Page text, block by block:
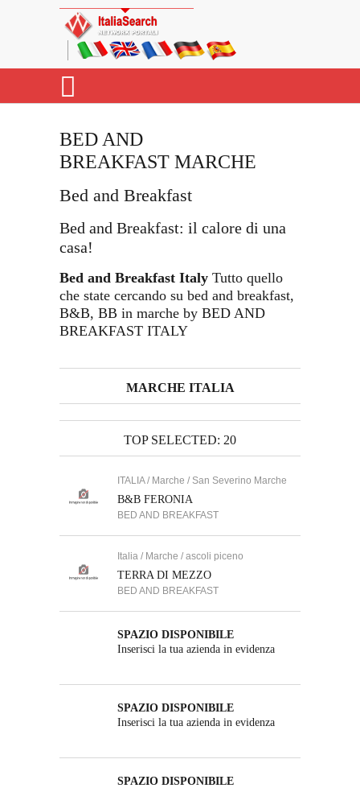
BED AND
BREAKFAST MARCHE
Bed and Breakfast
Bed and Breakfast: il calore di una
casa!
Bed and Breakfast Italy Tutto quello
che state cercando su bed and breakfast,
B&B, BB in marche by BED AND
BREAKFAST ITALY
MARCHE ITALIA
TOP SELECTED: 20
ITALIA / Marche / San Severino Marche
B&B FERONIA
BED AND BREAKFAST
Italia / Marche / ascoli piceno
TERRA DI MEZZO
BED AND BREAKFAST
SPAZIO DISPONIBILE
Inserisci la tua azienda in evidenza
SPAZIO DISPONIBILE
Inserisci la tua azienda in evidenza
SPAZIO DISPONIBILE